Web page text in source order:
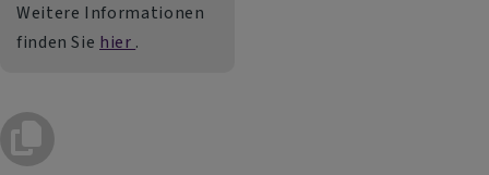
Weitere Informationen
finden Sie hier .